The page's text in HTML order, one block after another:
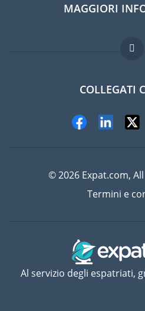
Guida per
Lavori
MAGGIORI
Domande
COLLEGATI
© 2026 Expat.com,
Termini e
Al servizio degli espatriati,